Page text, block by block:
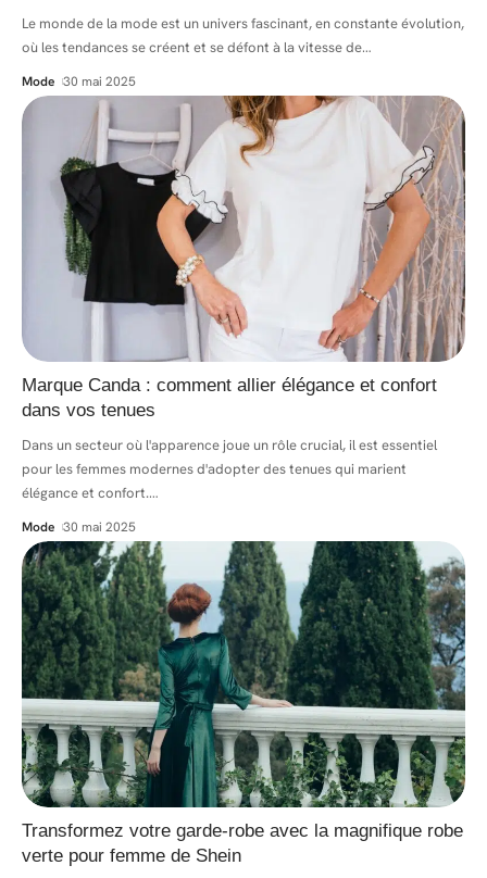
Le monde de la mode est un univers fascinant, en constante évolution,
où les tendances se créent et se défont à la vitesse de…
Mode 30 mai 2025
Marque Canda : comment allier élégance et confort
dans vos tenues
Dans un secteur où l'apparence joue un rôle crucial, il est essentiel
pour les femmes modernes d'adopter des tenues qui marient
élégance et confort.…
Mode 30 mai 2025
Transformez votre garde-robe avec la magnifique robe
verte pour femme de Shein